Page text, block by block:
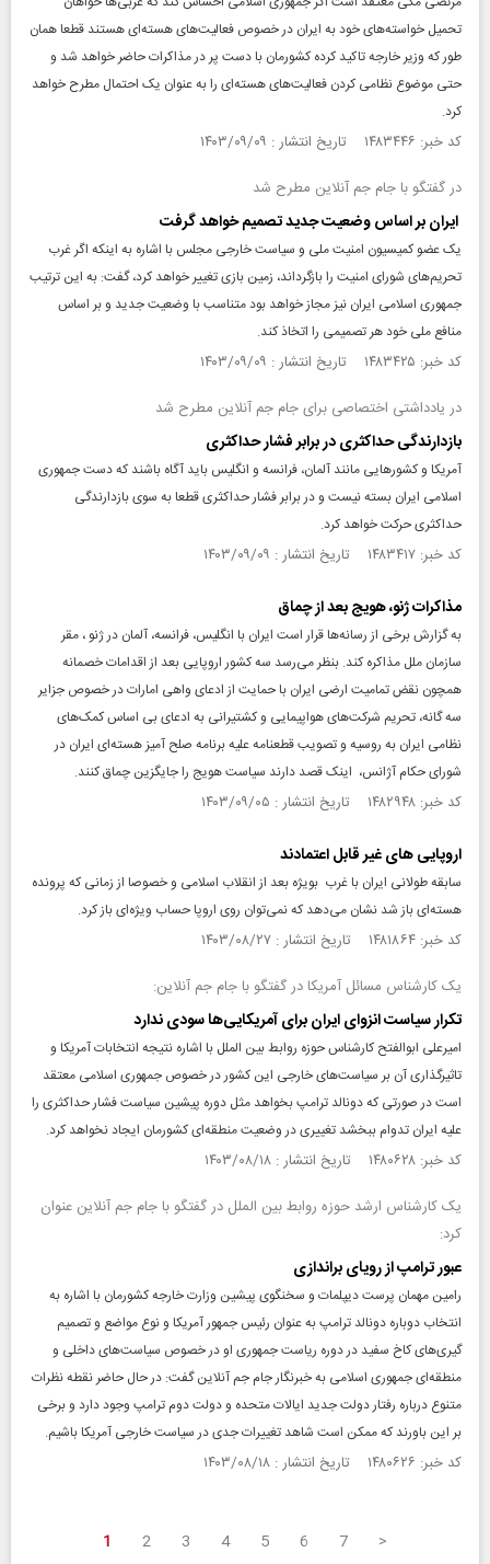
تحمیل خواسته‌های خود به ایران در خصوص فعالیت‌های هسته‌ای هستند قطعا همان
طور که وزیر خارجه تاکید کرده کشورمان با دست پر در مذاکرات حاضر خواهد شد و
حتی موضوع نظامی کردن فعالیت‌های هسته‌ای را به عنوان یک احتمال مطرح خواهد
کرد.
کد خبر: ۱۴۸۳۴۴۶ تاریخ انتشار : ۱۴۰۳/۰۹/۰۹
در گفتگو با جام جم آنلاین مطرح شد
ایران بر اساس وضعیت جدید تصمیم خواهد گرفت
یک عضو کمیسیون امنیت ملی و سیاست خارجی مجلس با اشاره به اینکه اگر غرب
تحریم‌های شورای امنیت را بازگرداند، زمین بازی تغییر خواهد کرد، گفت‌: به این ترتیب
جمهوری اسلامی ایران نیز مجاز خواهد بود متناسب با وضعیت جدید و بر اساس
منافع ملی خود هر تصمیمی را اتخاذ کند.
کد خبر: ۱۴۸۳۴۲۵ تاریخ انتشار : ۱۴۰۳/۰۹/۰۹
در یادداشتی اختصاصی برای جام جم آنلاین مطرح شد
بازدارندگی حداکثری در برابر فشار حداکثری
آمریکا و کشور‌هایی مانند آلمان، فرانسه و انگلیس باید آگاه باشند که دست جمهوری
اسلامی ایران بسته نیست و در برابر فشار حداکثری قطعا به سوی بازدارندگی
حداکثری حرکت خواهد کرد.
کد خبر: ۱۴۸۳۴۱۷ تاریخ انتشار : ۱۴۰۳/۰۹/۰۹
مذاکرات ژنو، هویج بعد از چماق
به گزارش برخی از رسانه‌ها قرار است ایران با انگلیس، فرانسه، آلمان در ژنو ، مقر
سازمان ملل مذاکره کند. بنظر می‌رسد سه کشور اروپایی بعد از اقدامات خصمانه
همچون نقض تمامیت ارضی ایران با حمایت از ادعای واهی امارات در خصوص جزایر
سه گانه، تحریم شرکت‌های هواپیمایی و کشتیرانی به ادعای بی اساس کمک‌های
نظامی ایران به روسیه و تصویب قطعنامه علیه برنامه صلح آمیز هسته‌ای ایران در
شورای حکام آژانس، اینک قصد دارند سیاست هویج را جایگزین چماق کنند.
کد خبر: ۱۴۸۲۹۴۸ تاریخ انتشار : ۱۴۰۳/۰۹/۰۵
اروپایی های غیر قابل اعتمادند
سابقه طولانی ایران با غرب بویژه بعد از انقلاب اسلامی و خصوصا از زمانی که پرونده
هسته‌ای باز شد نشان می‌دهد که نمی‌توان روی اروپا حساب ویژه‌ای باز کرد.
کد خبر: ۱۴۸۱۸۶۴ تاریخ انتشار : ۱۴۰۳/۰۸/۲۷
یک کارشناس مسائل آمریکا در گفتگو با جام جم آنلاین:
تکرار سیاست انزوای ایران برای آمریکایی‌ها سودی ندارد
امیرعلی ابوالفتح کارشناس حوزه روابط بین الملل با اشاره نتیجه انتخابات آمریکا و
تاثیرگذاری آن بر سیاست‌های خارجی این کشور در خصوص جمهوری اسلامی معتقد
است در صورتی که دونالد ترامپ بخواهد مثل دوره پیشین سیاست فشار حداکثری را
علیه ایران تدوام ببخشد تغییری در وضعیت منطقه‌ای کشورمان ایجاد نخواهد کرد.
کد خبر: ۱۴۸۰۶۲۸ تاریخ انتشار : ۱۴۰۳/۰۸/۱۸
یک کارشناس ارشد حوزه روابط بین الملل در گفتگو با جام جم آنلاین عنوان
کرد:
عبور ترامپ از رویای براندازی
رامین مهمان پرست دیپلمات و سخنگوی پیشین وزارت خارجه کشورمان با اشاره به
انتخاب دوباره دونالد ترامپ به عنوان رئیس جمهور آمریکا و نوع مواضع و تصمیم
گیری‌های کاخ سفید در دوره ریاست جمهوری او در خصوص سیاست‌های داخلی و
منطقه‌ای جمهوری اسلامی به خبرنگار جام جم آنلاین گفت: در حال حاضر نقطه نظرات
متنوع درباره رفتار دولت جدید ایالات متحده و دولت دوم ترامپ وجود دارد و برخی
بر این باورند که ممکن است شاهد تغییرات جدی در سیاست خارجی آمریکا باشیم.
کد خبر: ۱۴۸۰۶۲۶ تاریخ انتشار : ۱۴۰۳/۰۸/۱۸
1 2 3 4 5 6 7 >